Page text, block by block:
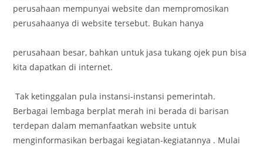
perusahaan mempunyai website dan mempromosikan
perusahaanya di website tersebut. Bukan hanya
perusahaan besar, bahkan untuk jasa tukang ojek pun bisa
kita dapatkan di internet.
Tak ketinggalan pula instansi-instansi pemerintah.
Berbagai lembaga berplat merah ini berada di barisan
terdepan dalam memanfaatkan website untuk
menginformasikan berbagai kegiatan-kegiatannya . Mulai